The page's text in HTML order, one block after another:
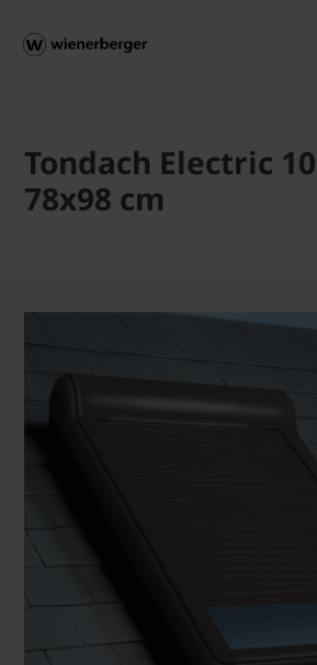
Tondach Electric
78x98 cm